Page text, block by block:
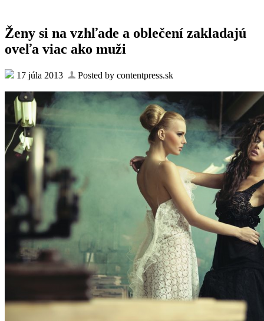
Ženy si na vzhľade a oblečení zakladajú
oveľa viac ako muži
17 júla 2013 Posted by contentpress.sk